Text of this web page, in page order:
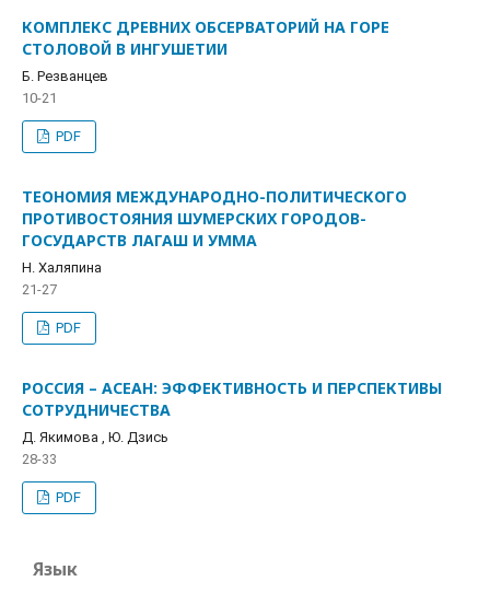
КОМПЛЕКС ДРЕВНИХ ОБСЕРВАТОРИЙ НА ГОРЕ
СТОЛОВОЙ В ИНГУШЕТИИ
Б. Резванцев
10-21
PDF
ТЕОНОМИЯ МЕЖДУНАРОДНО-ПОЛИТИЧЕСКОГО
ПРОТИВОСТОЯНИЯ ШУМЕРСКИХ ГОРОДОВ-
ГОСУДАРСТВ ЛАГАШ И УММА
Н. Халяпина
21-27
PDF
РОССИЯ – АСЕАН: ЭФФЕКТИВНОСТЬ И ПЕРСПЕКТИВЫ
СОТРУДНИЧЕСТВА
Д. Якимова , Ю. Дзись
28-33
PDF
Язык